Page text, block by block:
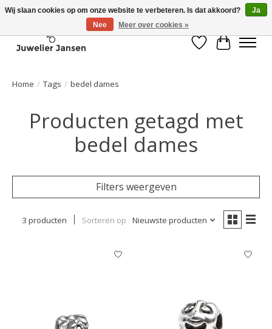
Verlanglijst
Home / Tags / bedel dames
Producten getagd met
bedel dames
Filters weergeven
3 producten Sorteren op Nieuwste producten
Wij slaan cookies op om onze website te verbeteren. Is dat akkoord?
Ja
Nee
Meer over cookies »